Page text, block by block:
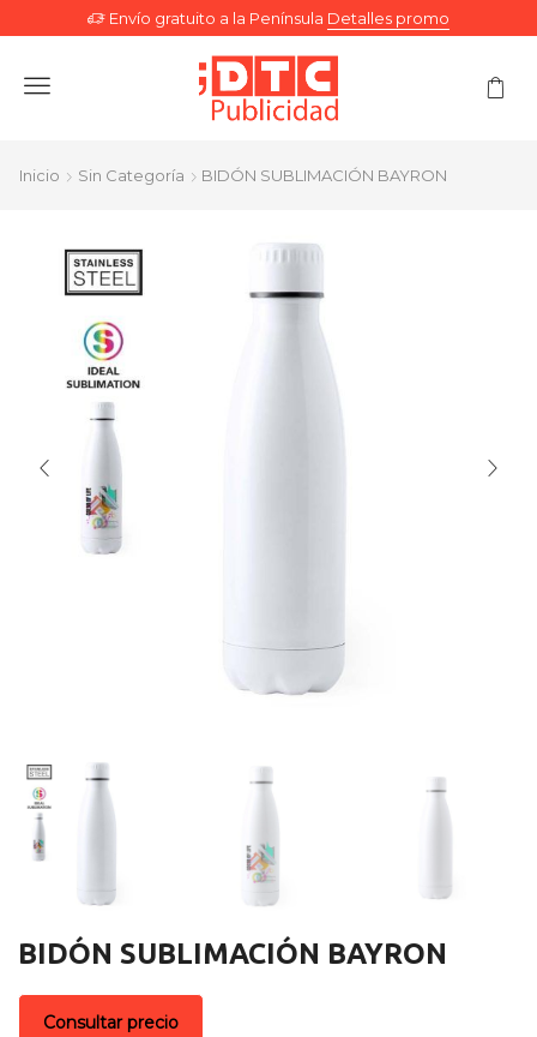
Envío gratuito a la Península Detalles promo
Menu
Inicio Sin Categoría BIDÓN SUBLIMACIÓN BAYRON
BIDÓN SUBLIMACIÓN BAYRON
Consultar precio